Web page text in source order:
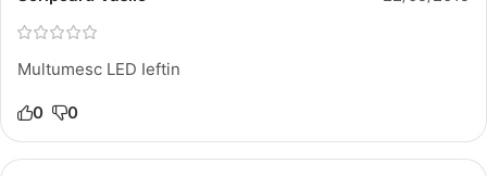
Multumesc LED Ieftin
0 0